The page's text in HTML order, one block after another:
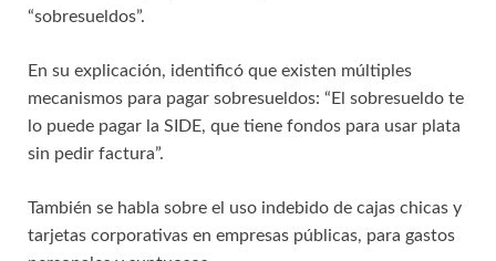
“sobresueldos”.
En su explicación, identificó que existen múltiples
mecanismos para pagar sobresueldos: “El sobresueldo te
lo puede pagar la SIDE, que tiene fondos para usar plata
sin pedir factura”.
También se habla sobre el uso indebido de cajas chicas y
tarjetas corporativas en empresas públicas, para gastos